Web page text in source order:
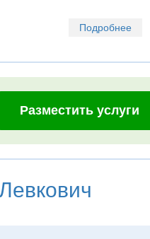
Подробнее
Разместить услуги